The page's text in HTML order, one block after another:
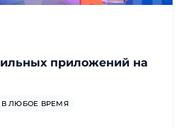
приложений на
В ЛЮБОЕ ВРЕМЯ